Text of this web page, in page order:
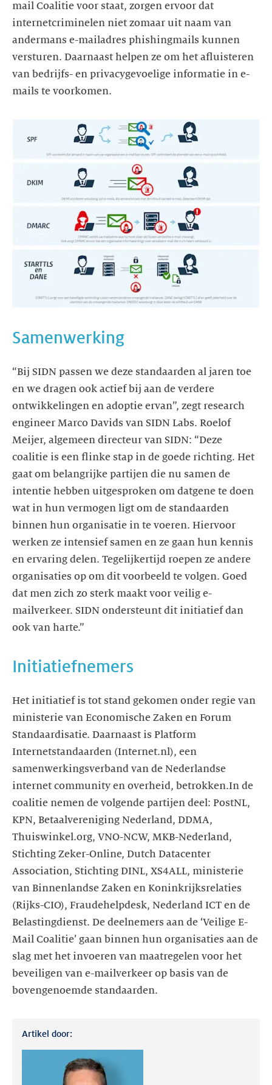
mail Coalitie voor staat, zorgen ervoor dat
internetcriminelen niet zomaar uit naam van
andermans e-mailadres phishingmails kunnen
versturen. Daarnaast helpen ze om het afluisteren
van bedrijfs- en privacygevoelige informatie in e-
mails te voorkomen.
Samenwerking
“Bij SIDN passen we deze standaarden al jaren toe
en we dragen ook actief bij aan de verdere
ontwikkelingen en adoptie ervan”, zegt research
engineer Marco Davids van SIDN Labs. Roelof
Meijer, algemeen directeur van SIDN: “Deze
coalitie is een flinke stap in de goede richting. Het
gaat om belangrijke partijen die nu samen de
intentie hebben uitgesproken om datgene te doen
wat in hun vermogen ligt om de standaarden
binnen hun organisatie in te voeren. Hiervoor
werken ze intensief samen en ze gaan hun kennis
en ervaring delen. Tegelijkertijd roepen ze andere
organisaties op om dit voorbeeld te volgen. Goed
dat men zich zo sterk maakt voor veilig e-
mailverkeer. SIDN ondersteunt dit initiatief dan
ook van harte.”
Initiatiefnemers
Het initiatief is tot stand gekomen onder regie van
ministerie van Economische Zaken en Forum
Standaardisatie. Daarnaast is Platform
Internetstandaarden (Internet.nl), een
samenwerkingsverband van de Nederlandse
internet community en overheid, betrokken.In de
coalitie nemen de volgende partijen deel: PostNL,
KPN, Betaalvereniging Nederland, DDMA,
Thuiswinkel.org, VNO-NCW, MKB-Nederland,
Stichting Zeker-Online, Dutch Datacenter
Association, Stichting DINL, XS4ALL, ministerie
van Binnenlandse Zaken en Koninkrijksrelaties
(Rijks-CIO), Fraudehelpdesk, Nederland ICT en de
Belastingdienst. De deelnemers aan de ‘Veilige E-
Mail Coalitie’ gaan binnen hun organisaties aan de
slag met het invoeren van maatregelen voor het
beveiligen van e-mailverkeer op basis van de
bovengenoemde standaarden.
Artikel door: